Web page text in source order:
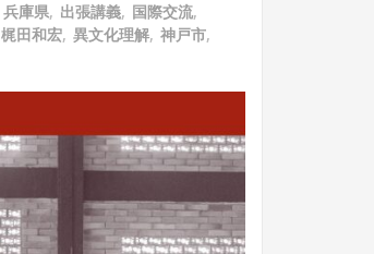
兵庫県, 出張講義, 国際交流,
梶田和宏, 異文化理解, 神戸市,